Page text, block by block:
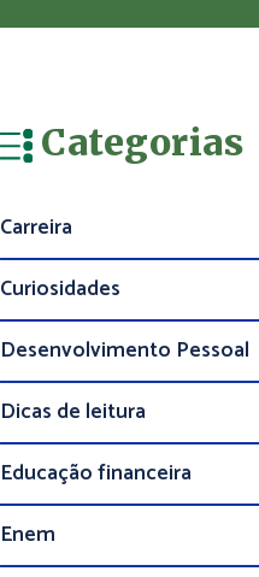
Categorias
Carreira
Curiosidades
Desenvolvimento Pessoal
Dicas de leitura
Educação financeira
Enem